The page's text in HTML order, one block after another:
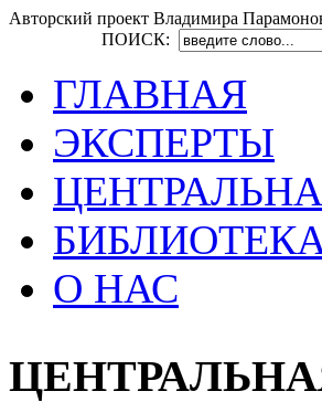
Авторский проект Владимира
ПОИСК:
ГЛАВНАЯ
ЭКСПЕРТЫ
О НАС